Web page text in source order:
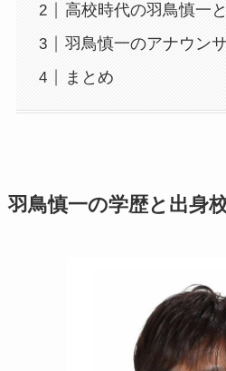
高校時代の羽鳥慎一
羽鳥慎一のアナウン
まとめ
羽鳥慎一の学歴と出身